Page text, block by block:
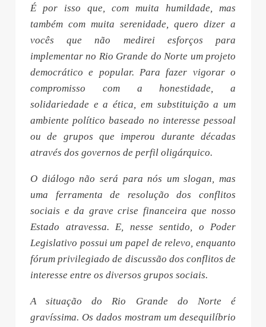
É por isso que, com muita humildade, mas
também com muita serenidade, quero dizer a
vocês que não medirei esforços para
implementar no Rio Grande do Norte um projeto
democrático e popular. Para fazer vigorar o
compromisso com a honestidade, a
solidariedade e a ética, em substituição a um
ambiente político baseado no interesse pessoal
ou de grupos que imperou durante décadas
através dos governos de perfil oligárquico.
O diálogo não será para nós um slogan, mas
uma ferramenta de resolução dos conflitos
sociais e da grave crise financeira que nosso
Estado atravessa. E, nesse sentido, o Poder
Legislativo possui um papel de relevo, enquanto
fórum privilegiado de discussão dos conflitos de
interesse entre os diversos grupos sociais.
A situação do Rio Grande do Norte é
gravíssima. Os dados mostram um desequilíbrio